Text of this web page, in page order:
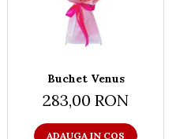
Buchet Venus
283,00 RON
ADAUGA IN COS